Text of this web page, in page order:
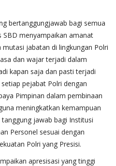
bertanggungjawab bagi semua
SBD menyampaikan amanat
jabatan di lingkungan Polri
dan wajar terjadi dalam
kapan saja dan pasti terjadi
pejabat Polri dengan
Pimpinan dalam pembinaan
meningkatkan kemampuan
jawab bagi Institusi
Personel sesuai dengan
Polri yang Presisi.
apresisasi yang tinggi